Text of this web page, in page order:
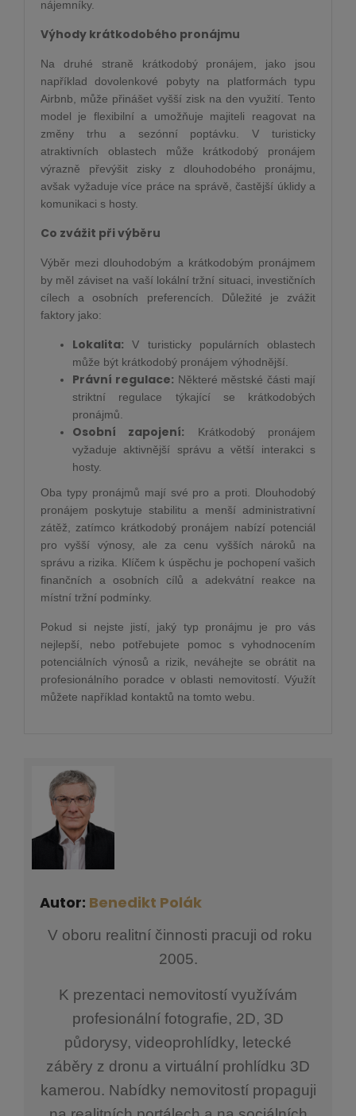
nájemníky.
Výhody krátkodobého pronájmu
Na druhé straně krátkodobý pronájem, jako jsou
například dovolenkové pobyty na platformách typu
Airbnb, může přinášet vyšší zisk na den využití. Tento
model je flexibilní a umožňuje majiteli reagovat na
změny trhu a sezónní poptávku. V turisticky
atraktivních oblastech může krátkodobý pronájem
výrazně převýšit zisky z dlouhodobého pronájmu,
avšak vyžaduje více práce na správě, častější úklidy a
komunikaci s hosty.
Co zvážit při výběru
Výběr mezi dlouhodobým a krátkodobým pronájmem
by měl záviset na vaší lokální tržní situaci, investičních
cílech a osobních preferencích. Důležité je zvážit
faktory jako:
Lokalita: V turisticky populárních oblastech
může být krátkodobý pronájem výhodnější.
Právní regulace: Některé městské části mají
striktní regulace týkající se krátkodobých
pronájmů.
Osobní zapojení: Krátkodobý pronájem
vyžaduje aktivnější správu a větší interakci s
hosty.
Oba typy pronájmů mají své pro a proti. Dlouhodobý
pronájem poskytuje stabilitu a menší administrativní
zátěž, zatímco krátkodobý pronájem nabízí potenciál
pro vyšší výnosy, ale za cenu vyšších nároků na
správu a rizika. Klíčem k úspěchu je pochopení vašich
finančních a osobních cílů a adekvátní reakce na
místní tržní podmínky.
Pokud si nejste jistí, jaký typ pronájmu je pro vás
nejlepší, nebo potřebujete pomoc s vyhodnocením
potenciálních výnosů a rizik, neváhejte se obrátit na
profesionálního poradce v oblasti nemovitostí. Výužít
můžete například kontaktů na tomto webu.
Autor: Benedikt Polák
V oboru realitní činnosti pracuji od roku
2005.
K prezentaci nemovitostí využívám
profesionální fotografie, 2D, 3D
půdorysy, videoprohlídky, letecké
záběry z dronu a virtuální prohlídku 3D
kamerou. Nabídky nemovitostí propaguji